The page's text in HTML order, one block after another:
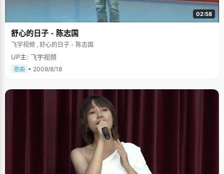
02:58
舒心的日子 - 陈志国
飞宇视频 , 舒心的日子 - 陈志国
UP主: 飞宇视频
歌曲 • 2009/8/18